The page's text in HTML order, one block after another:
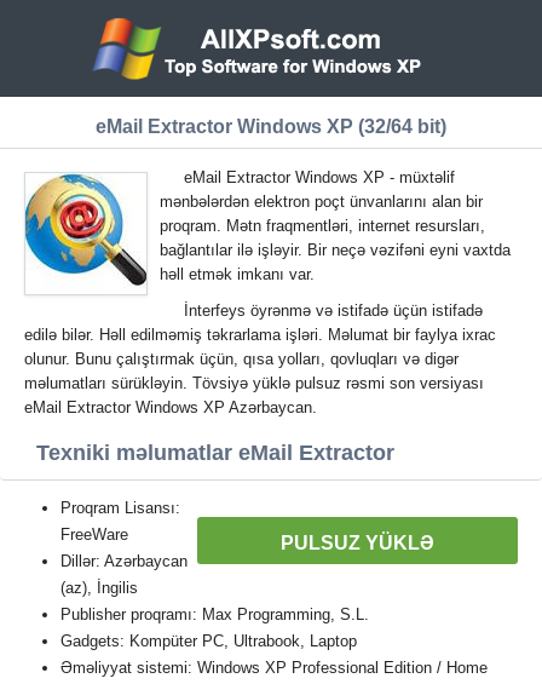
eMail Extractor Windows XP (32/64 bit)
eMail Extractor Windows XP - müxtəlif
mənbələrdən elektron poçt ünvanlarını alan bir
proqram. Mətn fraqmentləri, internet resursları,
bağlantılar ilə işləyir. Bir neçə vəzifəni eyni vaxtda
həll etmək imkanı var.
İnterfeys öyrənmə və istifadə üçün istifadə
edilə bilər. Həll edilməmiş təkrarlama işləri. Məlumat bir faylya ixrac
olunur. Bunu çalıştırmak üçün, qısa yolları, qovluqları və digər
məlumatları sürükləyin. Tövsiyə yüklə pulsuz rəsmi son versiyası
eMail Extractor Windows XP Azərbaycan.
Texniki məlumatlar eMail Extractor
PULSUZ YÜKLƏ
Proqram Lisansı:
FreeWare
Dillər: Azərbaycan
(az), İngilis
Publisher proqramı: Max Programming, S.L.
Gadgets: Kompüter PC, Ultrabook, Laptop
Əməliyyat sistemi: Windows XP Professional Edition / Home